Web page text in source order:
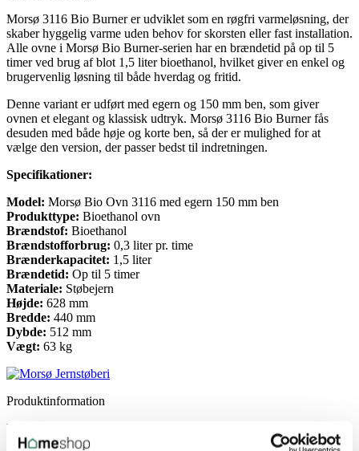
Morsø 3116 Bio Burner er udviklet som en røgfri varmeløsning, der
skaber hyggelig varme uden behov for skorsten eller fast installation.
Alle ovne i Morsø Bio Burner-serien har en brændetid på op til 5
timer ved brug af blot 1,5 liter bioethanol, hvilket giver en enkel og
brugervenlig løsning til både hverdag og fritid.
Denne variant er udført med egern og 150 mm ben, som giver
ovnen et elegant og klassisk udtryk. Morsø 3116 Bio Burner fås
desuden med både høje og korte ben, så der er mulighed for at
vælge den version, der passer bedst til indretningen.
Specifikationer:
Model: Morsø Bio Ovn 3116 med egern 150 mm ben
Produkttype: Bioethanol ovn
Brændstof: Bioethanol
Brændstofforbrug: 0,3 liter pr. time
Brænderkapacitet: 1,5 liter
Brændetid: Op til 5 timer
Materiale: Støbejern
Højde: 628 mm
Bredde: 440 mm
Dybde: 512 mm
Vægt: 63 kg
Produktinformation
Produkttype
Biopejs